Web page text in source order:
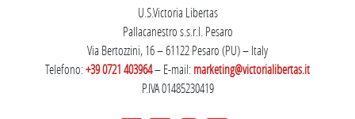
U.S.Victoria Libertas
Pallacanestro s.s.r.l. Pesaro
Via Bertozzini, 16 – 61122 Pesaro (PU) – Italy
Telefono:+39 0721 403964– E-mail:marketing@victorialibertas.it
P.IVA 01485230419